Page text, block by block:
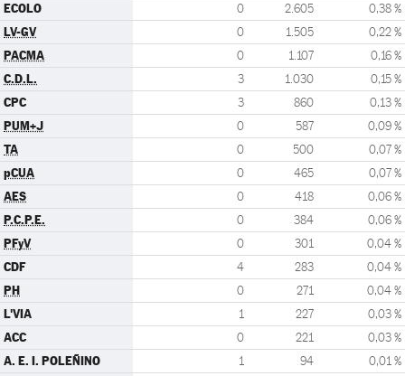
ECOLO 0 2.605 0,38 %
LV-GV 0 1.505 0,22 %
PACMA 0 1.107 0,16 %
C.D.L. 3 1.030 0,15 %
CPC 3 860 0,13 %
PUM+J 0 587 0,09 %
TA 0 500 0,07 %
pCUA 0 465 0,07 %
AES 0 418 0,06 %
P.C.P.E. 0 384 0,06 %
PFyV 0 301 0,04 %
CDF 4 283 0,04 %
PH 0 271 0,04 %
L'VIA 1 227 0,03 %
ACC 0 221 0,03 %
A. E. I. POLEÑINO 1 94 0,01 %